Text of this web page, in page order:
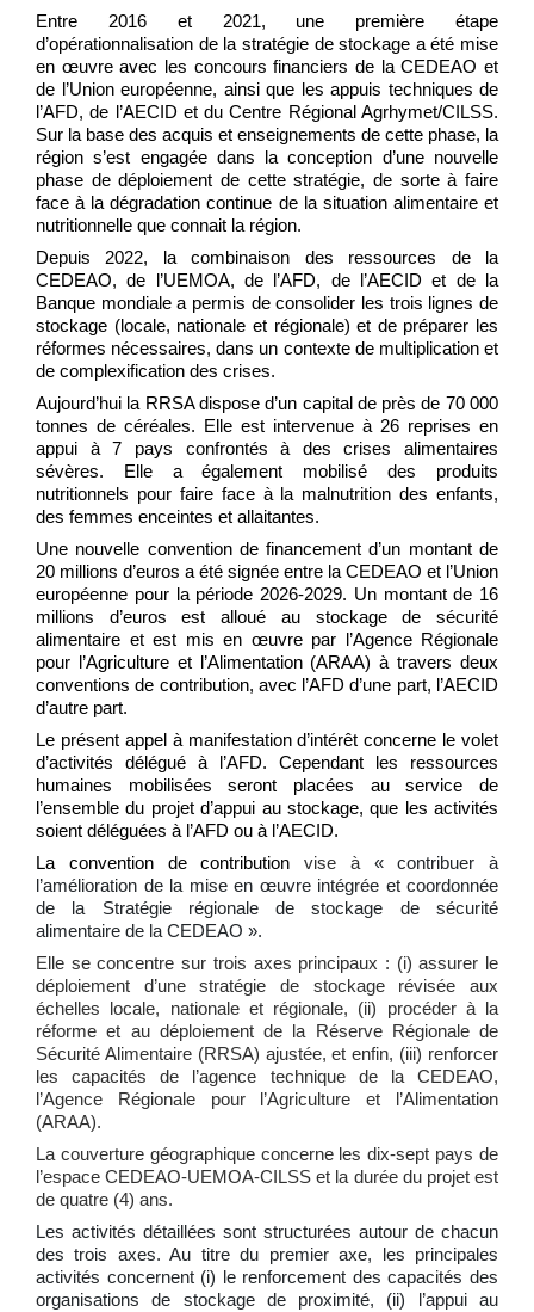
Entre 2016 et 2021, une première étape
d’opérationnalisation de la stratégie de stockage a été mise
en œuvre avec les concours financiers de la CEDEAO et
de l’Union européenne, ainsi que les appuis techniques de
l’AFD, de l’AECID et du Centre Régional Agrhymet/CILSS.
Sur la base des acquis et enseignements de cette phase, la
région s’est engagée dans la conception d’une nouvelle
phase de déploiement de cette stratégie, de sorte à faire
face à la dégradation continue de la situation alimentaire et
nutritionnelle que connait la région.
Depuis 2022, la combinaison des ressources de la
CEDEAO, de l’UEMOA, de l’AFD, de l’AECID et de la
Banque mondiale a permis de consolider les trois lignes de
stockage (locale, nationale et régionale) et de préparer les
réformes nécessaires, dans un contexte de multiplication et
de complexification des crises.
Aujourd’hui la RRSA dispose d’un capital de près de 70 000
tonnes de céréales. Elle est intervenue à 26 reprises en
appui à 7 pays confrontés à des crises alimentaires
sévères. Elle a également mobilisé des produits
nutritionnels pour faire face à la malnutrition des enfants,
des femmes enceintes et allaitantes.
Une nouvelle convention de financement d’un montant de
20 millions d’euros a été signée entre la CEDEAO et l’Union
européenne pour la période 2026-2029. Un montant de 16
millions d’euros est alloué au stockage de sécurité
alimentaire et est mis en œuvre par l’Agence Régionale
pour l’Agriculture et l’Alimentation (ARAA) à travers deux
conventions de contribution, avec l’AFD d’une part, l’AECID
d’autre part.
Le présent appel à manifestation d’intérêt concerne le volet
d’activités délégué à l’AFD. Cependant les ressources
humaines mobilisées seront placées au service de
l’ensemble du projet d’appui au stockage, que les activités
soient déléguées à l’AFD ou à l’AECID.
La convention de contribution vise à « contribuer à
l’amélioration de la mise en œuvre intégrée et coordonnée
de la Stratégie régionale de stockage de sécurité
alimentaire de la CEDEAO ».
Elle se concentre sur trois axes principaux : (i) assurer le
déploiement d’une stratégie de stockage révisée aux
échelles locale, nationale et régionale, (ii) procéder à la
réforme et au déploiement de la Réserve Régionale de
Sécurité Alimentaire (RRSA) ajustée, et enfin, (iii) renforcer
les capacités de l’agence technique de la CEDEAO,
l’Agence Régionale pour l’Agriculture et l’Alimentation
(ARAA).
La couverture géographique concerne les dix-sept pays de
l’espace CEDEAO-UEMOA-CILSS et la durée du projet est
de quatre (4) ans.
Les activités détaillées sont structurées autour de chacun
des trois axes. Au titre du premier axe, les principales
activités concernent (i) le renforcement des capacités des
organisations de stockage de proximité, (ii) l’appui au